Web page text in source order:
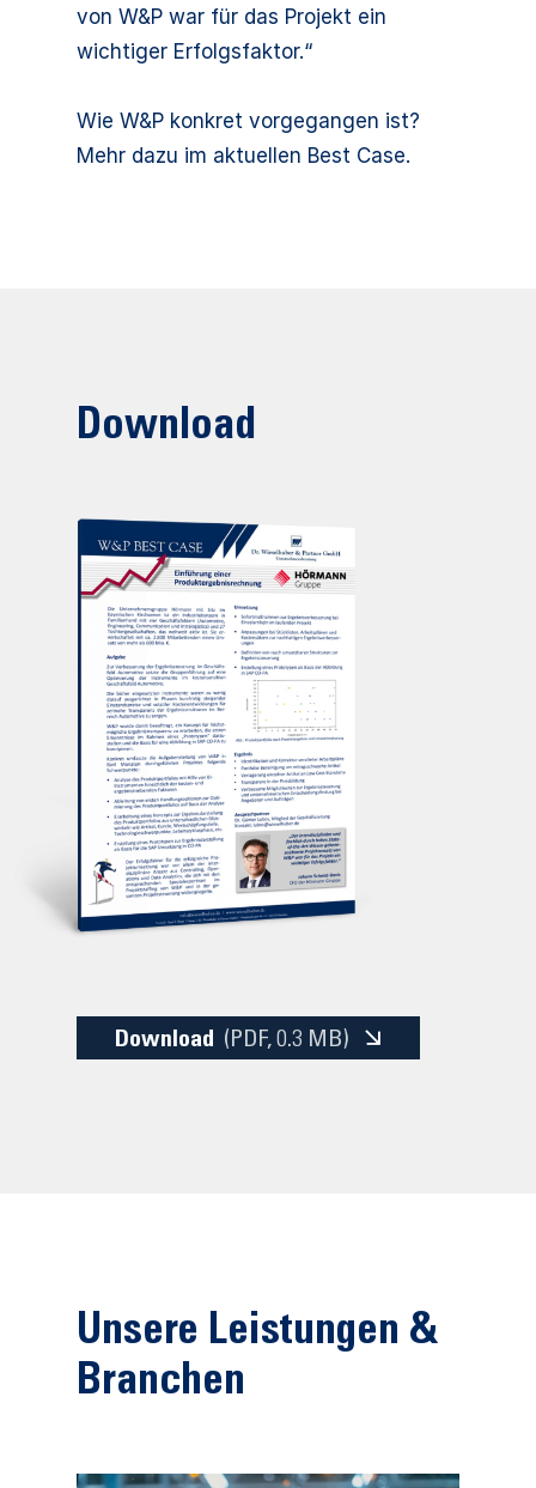
von W&P war für das Projekt ein
wichtiger Erfolgsfaktor.“
Wie W&P konkret vorgegangen ist?
Mehr dazu im aktuellen Best Case.
Download
Download (PDF, 0.3 MB)
Unsere Leistungen &
Branchen